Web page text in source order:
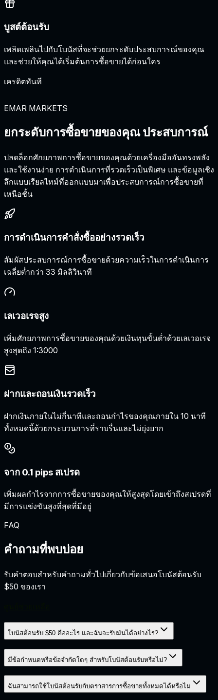
บูสต์ต้อนรับ
เพลิดเพลินไปกับโบนัสที่จะช่วยยกระดับประสบการณ์ของคุณ
และช่วยให้คุณได้เริ่มต้นการซื้อขายได้ก่อนใคร
เครดิตทันที
EMAR MARKETS
ยกระดับการซื้อขายของคุณประสบการณ์
ปลดล็อกศักยภาพการซื้อขายของคุณด้วยเครื่องมืออันทรงพลัง
และใช้งานง่าย การดำเนินการที่รวดเร็วเป็นพิเศษ และข้อมูลเชิง
ลึกแบบเรียลไทม์ที่ออกแบบมาเพื่อประสบการณ์การซื้อขายที่
เหนือชั้น
การดำเนินการคำสั่งซื้ออย่างรวดเร็ว
สัมผัสประสบการณ์การซื้อขายด้วยความเร็วในการดำเนินการ
เฉลี่ยต่ำกว่า 33 มิลลิวินาที
เลเวอเรจสูง
เพิ่มศักยภาพการซื้อขายของคุณด้วยเงินทุนขั้นต่ำด้วยเลเวอเรจ
สูงสุดถึง 1:3000
ฝากและถอนเงินรวดเร็ว
ฝากเงินภายในไม่กี่นาทีและถอนกำไรของคุณภายใน 10 นาที
ทั้งหมดนี้ด้วยกระบวนการที่ราบรื่นและไม่ยุ่งยาก
จาก 0.1 pips สเปรด
เพิ่มผลกำไรจากการซื้อขายของคุณให้สูงสุดโดยเข้าถึงสเปรดที่
มีการแข่งขันสูงที่สุดที่มีอยู่
FAQ
คำถามที่พบบ่อย
รับคำตอบสำหรับคำถามทั่วไปเกี่ยวกับข้อเสนอโบนัสต้อนรับ
$50 ของเรา
โบนัสต้อนรับ $50 คืออะไร และฉันจะรับมันได้อย่างไร?
มีข้อกำหนดหรือข้อจำกัดใดๆ สำหรับโบนัสต้อนรับหรือไม่?
ฉันสามารถใช้โบนัสต้อนรับกับตราสารการซื้อขายทั้งหมดได้หรือไม่